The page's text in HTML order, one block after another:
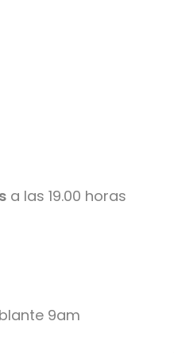
a las 19.00 horas
9am